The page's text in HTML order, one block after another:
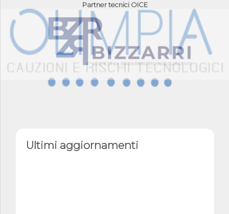
Partner tecnici OICE
Ultimi aggiornamenti